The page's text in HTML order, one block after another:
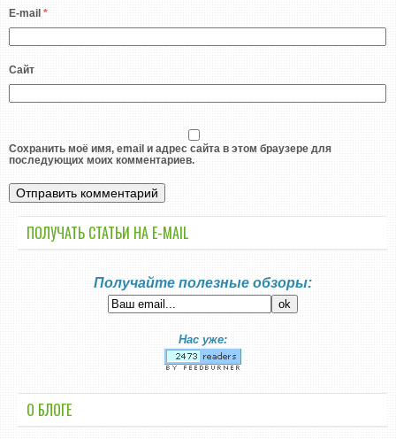
E-mail *
Сайт
Сохранить моё имя, email и адрес сайта в этом браузере для
последующих моих комментариев.
ПОЛУЧАТЬ СТАТЬИ НА E-MАIL
Получайте полезные обзоры:
Нас уже:
О БЛОГЕ